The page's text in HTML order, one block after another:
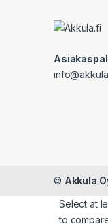
© Akkula
Select at
to